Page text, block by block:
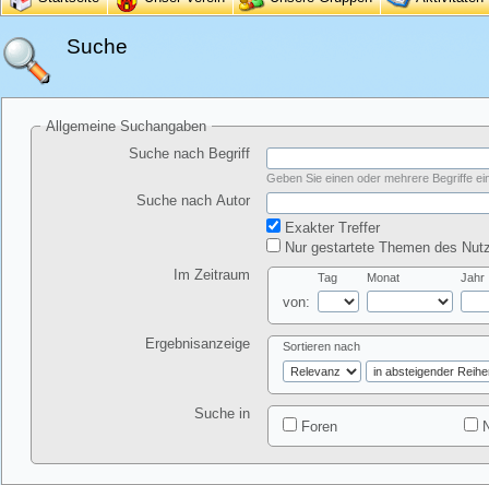
Suche
Allgemeine Suchangaben
Suche nach Begriff
Geben Sie einen oder mehrere Begriffe
Suche nach Autor
Exakter Treffer
Nur gestartete Themen des
Im Zeitraum
von:
Tag Monat Jahr
Ergebnisanzeige Sortieren nach
Suche in
Foren